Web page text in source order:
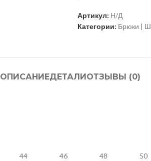
Артикул: Н/Д
Категории: Брюки |
ОПИСАНИЕДЕТАЛИОТЗЫВЫ (0)
44 46 48 50